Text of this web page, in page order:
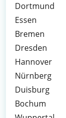
Dortmund
Essen
Bremen
Dresden
Hannover
Nürnberg
Duisburg
Bochum